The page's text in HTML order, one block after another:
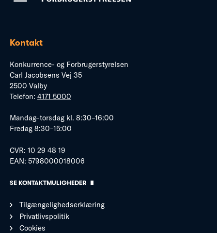
Kontakt
Konkurrence- og Forbrugerstyrelsen
Carl Jacobsens Vej 35
2500 Valby
Telefon: 4171 5000
Mandag–torsdag kl. 8:30–16:00
Fredag 8:30–15:00
CVR: 10 29 48 19
EAN: 5798000018006
SE KONTAKTMULIGHEDER
Tilgængelighedserklæring
Privatlivspolitik
Cookies